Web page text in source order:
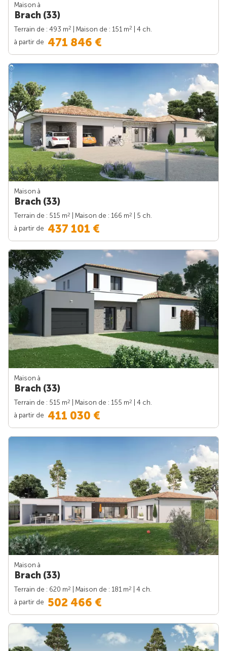
Maison à
Brach (33)
Terrain de : 493 m2 | Maison de : 151 m2
| 4 ch.
à partir de 471 846 €
Maison à
Brach (33)
Terrain de : 515 m2 | Maison de : 166 m2
| 5 ch.
à partir de 437 101 €
Maison à
Brach (33)
Terrain de : 515 m2 | Maison de : 155 m2
| 4 ch.
à partir de 411 030 €
Maison à
Brach (33)
Terrain de : 620 m2 | Maison de : 181 m2
| 4 ch.
à partir de 502 466 €